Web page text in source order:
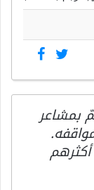
بمشاعر